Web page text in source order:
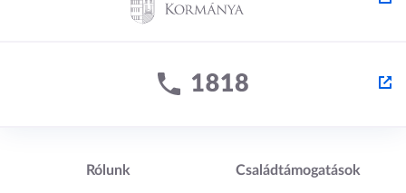
Lábléc1
Rólunk Lábléc2
Családtámogatások